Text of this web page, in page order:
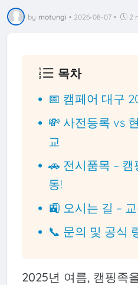
by motungi • 2026-08-07 • 2
목차
📅 캠페어 대구
💸 사전등록 vs
교
🚗 전시품목 –
동!
🚉 오시는 길 –
📞 문의 및 공식
2025년 여름, 캠핑족